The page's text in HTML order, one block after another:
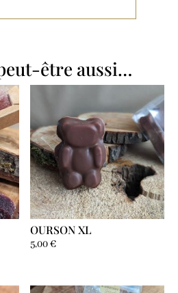
être aussi…
OURSON XL
5,00€